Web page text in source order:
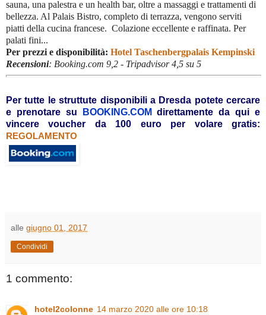
sauna, una palestra e un health bar, oltre a massaggi e trattamenti di
bellezza. Al Palais Bistro, completo di terrazza, vengono serviti
piatti della cucina francese. Colazione eccellente e raffinata. Per
palati fini...
Per prezzi e disponibilità: Hotel Taschenbergpalais Kempinski
Recensioni: Booking.com 9,2 - Tripadvisor 4,5 su 5
Per tutte le struttute disponibili a Dresda potete cercare
e prenotare su
BOOKING.COM direttamente da quie
vincere voucher da 100 euro per volare gratis:
REGOLAMENTO
alle giugno 01, 2017
Condividi
1 commento:
hotel2colonne 14 marzo 2020 alle ore 10:18